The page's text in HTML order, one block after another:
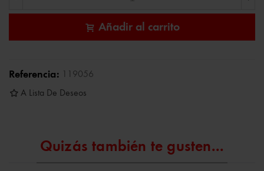
Añadir al carrito
Referencia: 119056
A Lista De Deseos
Quizás también te gusten...